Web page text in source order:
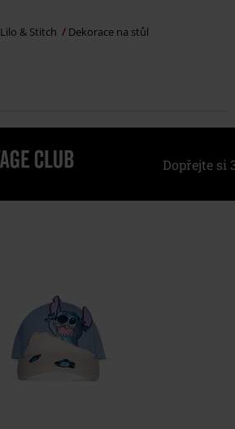
Lilo & Stitch Dekorace na stůl
Dopřejte si